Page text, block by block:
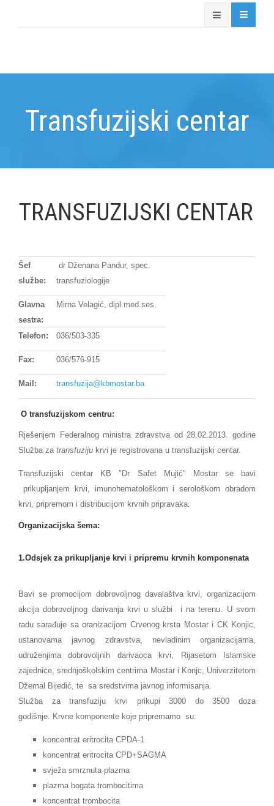
Transfuzijski centar
TRANSFUZIJSKI CENTAR
Šef
službe:
dr Dženana Pandur, spec.
transfuziologije
Glavna
sestra:
Mirna Velagić, dipl.med.ses.
Telefon: 036/503-335
Fax: 036/576-915
Mail: transfuzija@kbmostar.ba
O transfuzijskom centru:
Rješenjem Federalnog ministra zdravstva od 28.02.2013. godine
Služba za transfuziju krvi je registrovana u transfuzijski centar.
Transfuzijski centar KB "Dr Safet Mujić" Mostar se bavi
prikupljanjem krvi, imunohematološkom i serološkom obradom
krvi, pripremom i distribucijom krvnih pripravaka.
Organizacijska šema:
1.Odsjek za prikupljanje krvi i pripremu krvnih komponenata
Bavi se promocijom dobrovoljnog davalaštva krvi, organizacijom
akcija dobrovoljnog darivanja krvi u službi i na terenu. U svom
radu sarađuje sa oranizacijom Crvenog krsta Mostar i CK Konjic,
ustanovama javnog zdravstva, nevladinim organizacijama,
udruženjima dobrovoljnih darivaoca krvi, Rijasetom Islamske
zajednice, srednjoškolskim centrima Mostar i Konjc, Univerzitetom
Džemal Bijedić, te sa sredstvima javnog informisanja.
Služba za transfuziju krvi prikupi 3000 do 3500 doza
godišnje. Krvne komponente koje pripremamo su:
koncentrat eritrocita CPDA-1
koncentrat eritrocita CPD+SAGMA
svježa smrznuta plazma
plazma bogata trombocitima
koncentrat trombocita